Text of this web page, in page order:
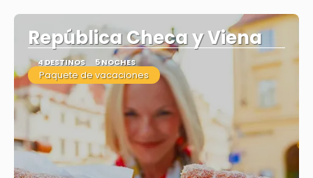
República Checa y Viena
4 DESTINOS 5 NOCHES
Paquete de vacaciones